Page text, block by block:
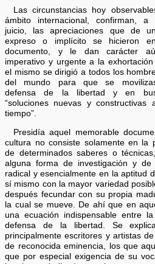
Las circunstancias hoy
ámbito internacional, confirman, a
juicio, las apreciaciones que de
expreso o implícito se hicieron
documento, y le dan carácter
imperativo y urgente a la
el mismo se dirigió a todos los
del mundo para que se
defensa de la libertad y en
“soluciones nuevas y
tiempo”.
Presidía aquel memorable
cultura no consiste solamente en la
de determinados saberes o
alguna forma de investigación y
radical y esencialmente en la aptitud
sí mismo con la mayor variedad
después fecundar con su propia
la cual se mueve. De ahí que en
una ecuación indispensable entre
defensa de la libertad. Se
principalmente escritores y artistas
de reconocida eminencia, los que
que por especial exigencia de su